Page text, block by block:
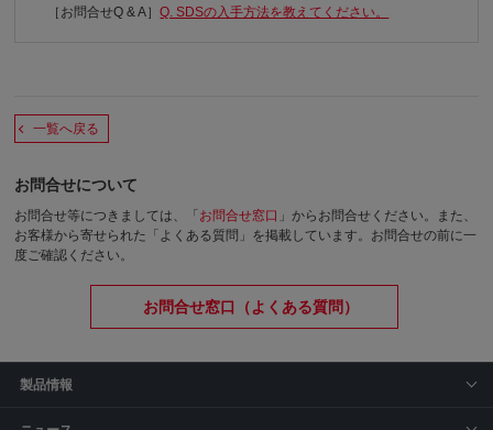
［お問合せQ & A］Q. SDSの入手方法を教えてください。
一覧へ戻る
お問合せについて
お問合せ等につきましては、「 お問合せ窓口 」からお問合せください。
また、
お客様から寄せられた「よくある質問」を掲載しています。お問合せの前に一
度ご確認ください。
お問合せ窓口（よくある質問）
製品情報